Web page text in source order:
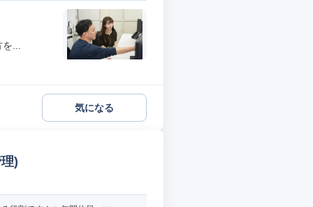
...
気になる
)